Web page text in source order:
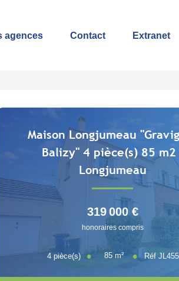
agences Contact Extranet
Maison Longjumeau
Balizy" 4 pièce(s) 85 m2
Longjumeau
319 000 €
honoraires compris
4 pièce(s) 85 m² Réf